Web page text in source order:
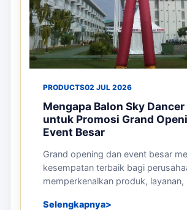
PRODUCTS02 JUL 2026
Mengapa Balon Sky
untuk Promosi Grand
Event Besar
Grand opening dan event besar
kesempatan terbaik bagi
memperkenalkan produk, layanan,
Selengkapnya